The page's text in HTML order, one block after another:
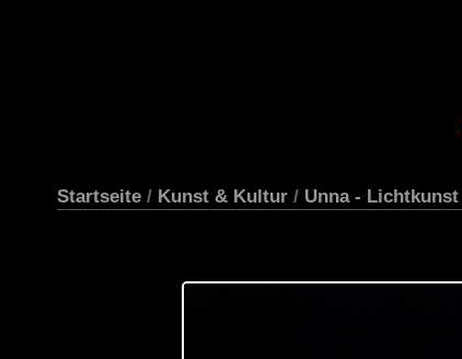
Startseite / Kunst & Kultur / Unna - Lichtkunst